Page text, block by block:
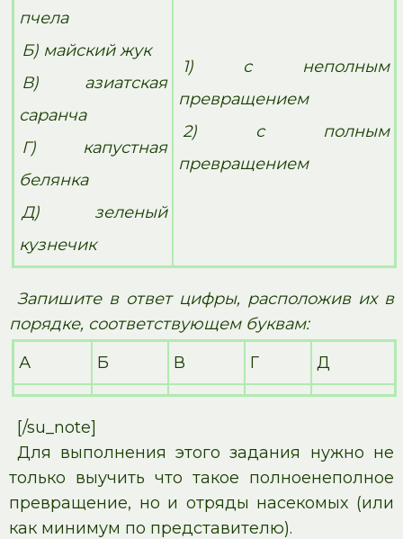
пчела
Б) майский жук
В) азиатская
саранча
Г) капустная
белянка
Д) зеленый
кузнечик
1) с неполным
превращением
2) с полным
превращением
Запишите в ответ цифры, расположив их в
порядке, соответствующем буквам:
А
Б В Г Д
[/su_note]
Для выполнения этого задания нужно не
только выучить что такое полноенеполное
превращение, но и отряды насекомых (или
как минимум по представителю).